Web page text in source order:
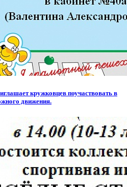
кружковцев поучаствовать в
движения.